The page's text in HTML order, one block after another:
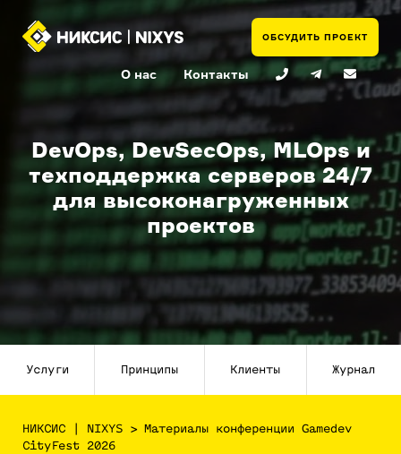
ОБСУДИТЬ ПРОЕКТ
О нас Контакты
DevOps, DevSecOps, MLOps и
техподдержка серверов 24/7
для высоконагруженных
проектов
Услуги Принципы Клиенты Журнал
НИКСИС | NIXYS > Материалы конференции Gamedev
CityFest 2026